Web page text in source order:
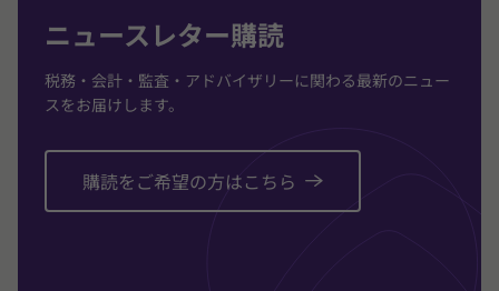
ニュースレター購読
税務・会計・監査・アドバイザリーに関わる最新のニュー
スをお届けします。
購読をご希望の方はこちら